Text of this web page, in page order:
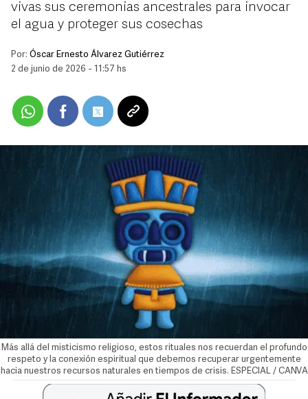
vivas sus ceremonias ancestrales para invocar
el agua y proteger sus cosechas
Por: Óscar Ernesto Álvarez Gutiérrez
2 de junio de 2026 - 11:57 hs
Más allá del misticismo religioso, estos rituales nos recuerdan el profundo
respeto y la conexión espiritual que debemos recuperar urgentemente
hacia nuestros recursos naturales en tiempos de crisis. ESPECIAL / CANVA